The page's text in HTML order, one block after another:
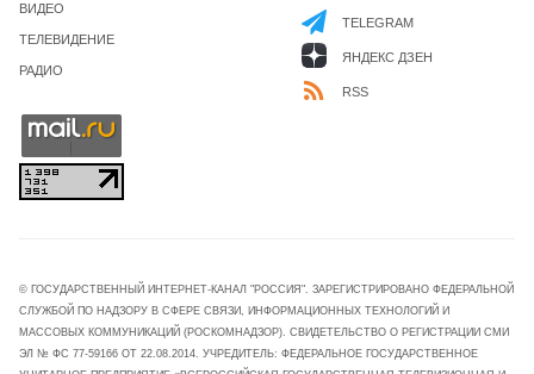
ВИДЕО
ТЕЛЕВИДЕНИЕ
РАДИО
TELEGRAM
ЯНДЕКС ДЗЕН
RSS
© ГОСУДАРСТВЕННЫЙ ИНТЕРНЕТ-КАНАЛ "РОССИЯ". ЗАРЕГИСТРИРОВАНО ФЕДЕРАЛЬНОЙ
СЛУЖБОЙ ПО НАДЗОРУ В СФЕРЕ СВЯЗИ, ИНФОРМАЦИОННЫХ ТЕХНОЛОГИЙ И
МАССОВЫХ КОММУНИКАЦИЙ (РОСКОМНАДЗОР). СВИДЕТЕЛЬСТВО О РЕГИСТРАЦИИ СМИ
ЭЛ № ФС 77-59166 ОТ 22.08.2014. УЧРЕДИТЕЛЬ: ФЕДЕРАЛЬНОЕ ГОСУДАРСТВЕННОЕ